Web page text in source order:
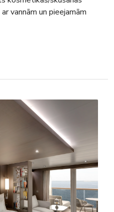
vannām un pieejamām